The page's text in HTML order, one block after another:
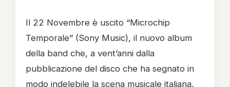
Il 22 Novembre è uscito “Microchip
Temporale” (Sony Music), il nuovo album
della band che, a vent’anni dalla
pubblicazione del disco che ha segnato in
modo indelebile la scena musicale italiana,